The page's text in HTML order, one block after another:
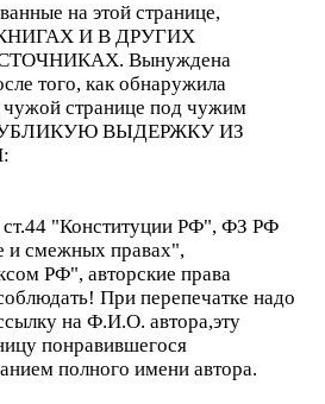
на этой странице,
И В ДРУГИХ
Вынуждена
того, как обнаружила
чужой странице под чужим
ВЫДЕРЖКУ ИЗ
ст.44 "Конституции РФ", ФЗ РФ
и смежных правах",
РФ", авторские права
При перепечатке надо
на Ф.И.О. автора,эту
понравившегося
полного имени автора.